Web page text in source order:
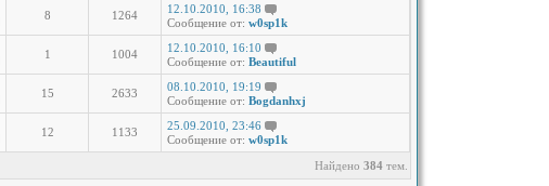
8 1264
12.10.2010, 16:38
Сообщение от: w0sp1k
1 1004
12.10.2010, 16:10
Сообщение от: Beautiful
15 2633
08.10.2010, 19:19
Сообщение от: Bogdanhxj
12 1133
25.09.2010, 23:46
Сообщение от: w0sp1k
Найдено 384 тем.